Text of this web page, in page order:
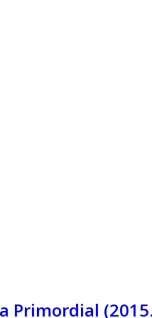
Primordial